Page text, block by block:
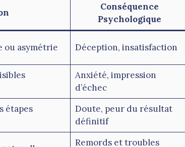
Conséquence
Psychologique
ou asymétrie Déception, insatisfaction
Anxiété, impression
d’échec
étapes
Doute, peur du résultat
définitif
Remords et troubles